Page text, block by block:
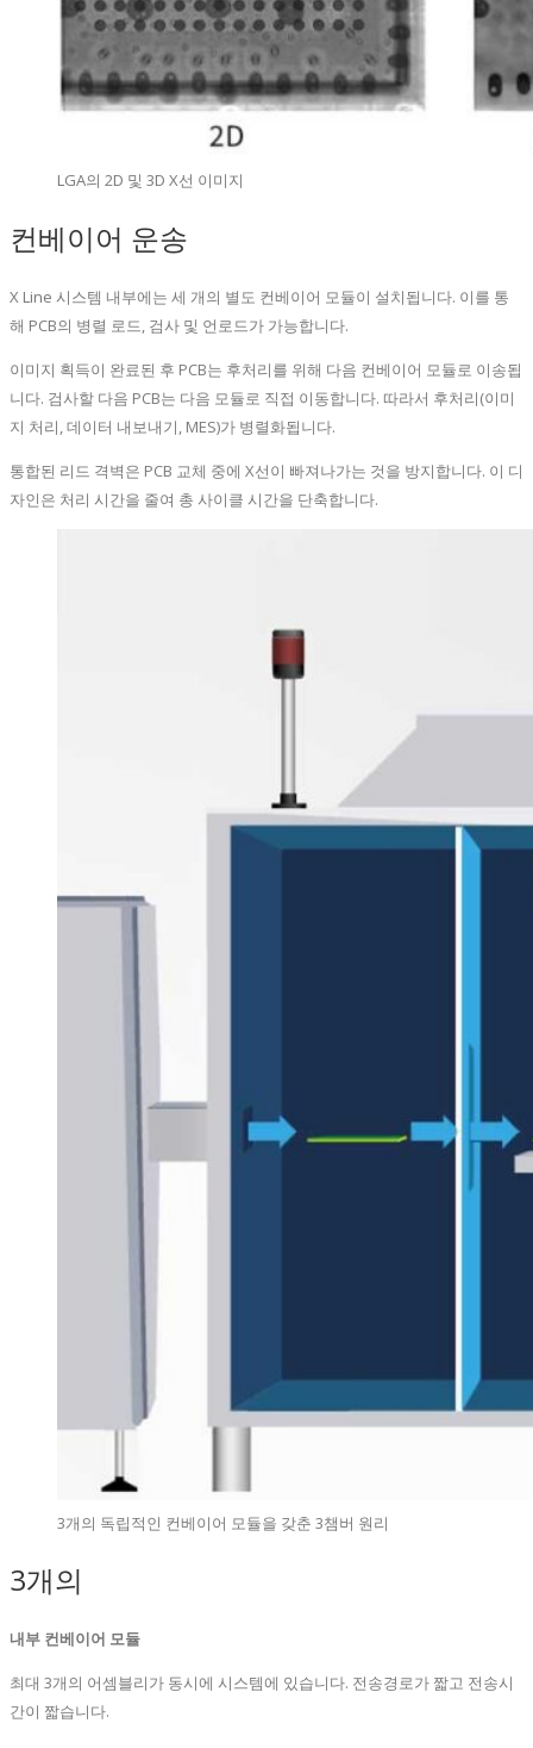
LGA의 2D 및 3D X선 이미지
컨베이어 운송
X Line 시스템 내부에는 세 개의 별도 컨베이어 모듈이 설치됩니다. 이를 통
해 PCB의 병렬 로드, 검사 및 언로드가 가능합니다.
이미지 획득이 완료된 후 PCB는 후처리를 위해 다음 컨베이어 모듈로 이송됩
니다. 검사할 다음 PCB는 다음 모듈로 직접 이동합니다. 따라서 후처리(이미
지 처리, 데이터 내보내기, MES)가 병렬화됩니다.
통합된 리드 격벽은 PCB 교체 중에 X선이 빠져나가는 것을 방지합니다. 이 디
자인은 처리 시간을 줄여 총 사이클 시간을 단축합니다.
3개의 독립적인 컨베이어 모듈을 갖춘 3챔버 원리
3개의
내부 컨베이어 모듈
최대 3개의 어셈블리가 동시에 시스템에 있습니다. 전송경로가 짧고 전송시
간이 짧습니다.